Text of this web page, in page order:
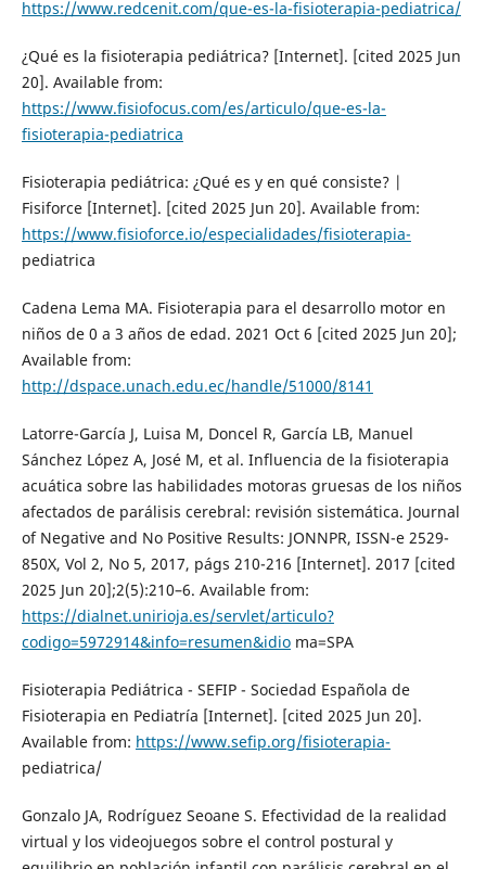
https://www.redcenit.com/que-es-la-fisioterapia-pediatrica/
¿Qué es la fisioterapia pediátrica? [Internet]. [cited 2025 Jun
20]. Available from:
https://www.fisiofocus.com/es/articulo/que-es-la-
fisioterapia-pediatrica
Fisioterapia pediátrica: ¿Qué es y en qué consiste? |
Fisiforce [Internet]. [cited 2025 Jun 20]. Available from:
https://www.fisioforce.io/especialidades/fisioterapia-
pediatrica
Cadena Lema MA. Fisioterapia para el desarrollo motor en
niños de 0 a 3 años de edad. 2021 Oct 6 [cited 2025 Jun 20];
Available from:
http://dspace.unach.edu.ec/handle/51000/8141
Latorre-García J, Luisa M, Doncel R, García LB, Manuel
Sánchez López A, José M, et al. Influencia de la fisioterapia
acuática sobre las habilidades motoras gruesas de los niños
afectados de parálisis cerebral: revisión sistemática. Journal
of Negative and No Positive Results: JONNPR, ISSN-e 2529-
850X, Vol 2, No 5, 2017, págs 210-216 [Internet]. 2017 [cited
2025 Jun 20];2(5):210–6. Available from:
https://dialnet.unirioja.es/servlet/articulo?
codigo=5972914&info=resumen&idioma=SPA
Fisioterapia Pediátrica - SEFIP - Sociedad Española de
Fisioterapia en Pediatría [Internet]. [cited 2025 Jun 20].
Available from: https://www.sefip.org/fisioterapia-
pediatrica/
Gonzalo JA, Rodríguez Seoane S. Efectividad de la realidad
virtual y los videojuegos sobre el control postural y